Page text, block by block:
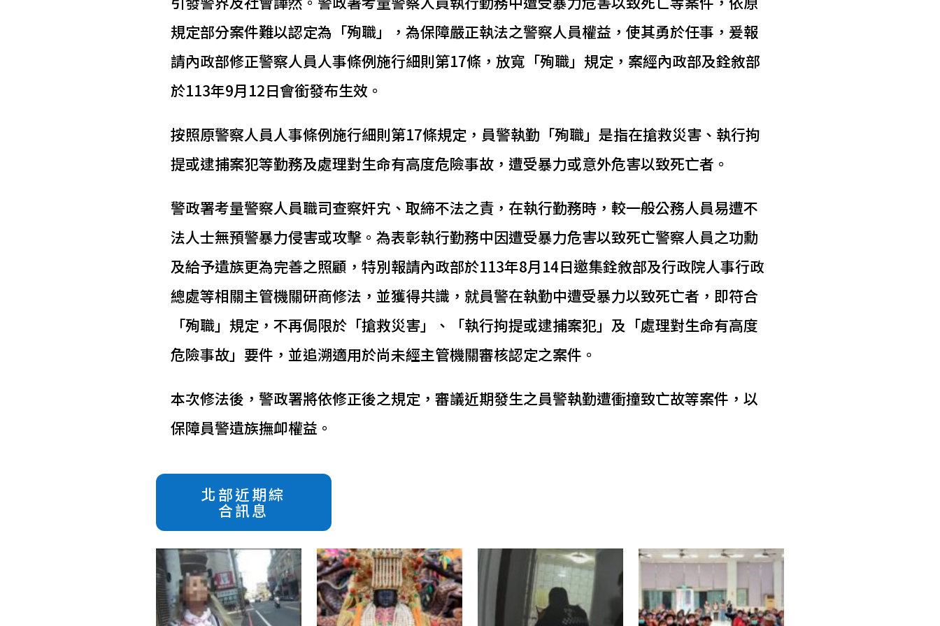
規定部分案件難以認定為「殉職」，為保障嚴正執法之警察人員權益，使其勇於任事，爰報
請內政部修正警察人員人事條例施行細則第17條，放寬「殉職」規定，案經內政部及銓敘部
於113年9月12日會銜發布生效。
按照原警察人員人事條例施行細則第17條規定，員警執勤「殉職」是指在搶救災害、執行拘
提或逮捕案犯等勤務及處理對生命有高度危險事故，遭受暴力或意外危害以致死亡者。
警政署考量警察人員職司查察奸宄、取締不法之責，在執行勤務時，較一般公務人員易遭不
法人士無預警暴力侵害或攻擊。為表彰執行勤務中因遭受暴力危害以致死亡警察人員之功勳
及給予遺族更為完善之照顧，特別報請內政部於113年8月14日邀集銓敘部及行政院人事行政
總處等相關主管機關研商修法，並獲得共識，就員警在執勤中遭受暴力以致死亡者，即符合
「殉職」規定，不再侷限於「搶救災害」、「執行拘提或逮捕案犯」及「處理對生命有高度
危險事故」要件，並追溯適用於尚未經主管機關審核認定之案件。
本次修法後，警政署將依修正後之規定，審議近期發生之員警執勤遭衝撞致亡故等案件，以
保障員警遺族撫卹權益。
北部近期綜
合訊息